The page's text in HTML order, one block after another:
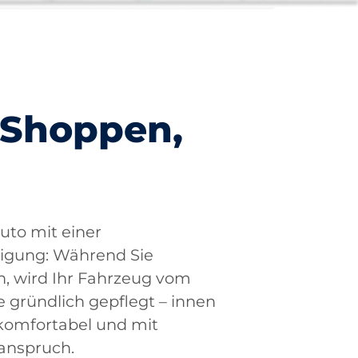
mit einer
Während Sie
wird Ihr Fahrzeug vom
gründlich gepflegt – innen
und mit